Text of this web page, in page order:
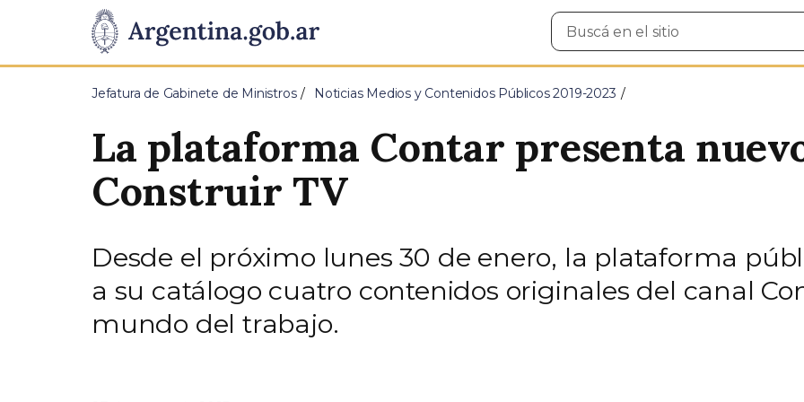
Presidencia
de
Pasar al contenido principal
Buscar
en
Jefatura de Gabinete de Ministros Noticias Medios y Contenidos Públicos 2019-2023
La plataforma Contar presenta
Construir TV
Desde el próximo lunes 30 de enero, la plataforma
a su catálogo cuatro contenidos originales del canal
mundo del trabajo.